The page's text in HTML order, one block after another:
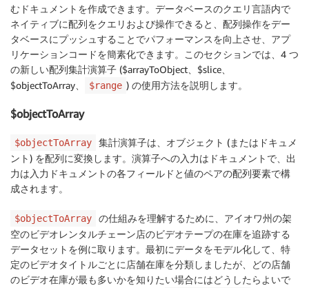
むドキュメントを作成できます。データベースのクエリ言語内で
ネイティブに配列をクエリおよび操作できると、配列操作をデー
タベースにプッシュすることでパフォーマンスを向上させ、アプ
リケーションコードを簡素化できます。このセクションでは、4 つ
の新しい配列集計演算子 ($arrayToObject、$slice、
$objectToArray、
$range ) の使用方法を説明します。
$objectToArray
$objectToArray
集計演算子は、オブジェクト (またはドキュメ
ント) を配列に変換します。演算子への入力はドキュメントで、出
力は入力ドキュメントの各フィールドと値のペアの配列要素で構
成されます。
$objectToArray
の仕組みを理解するために、アイオワ州の架
空のビデオレンタルチェーン店のビデオテープの在庫を追跡する
データセットを例に取ります。最初にデータをモデル化して、特
定のビデオタイトルごとに店舗在庫を分類しましたが、どの店舗
のビデオ在庫が最も多いかを知りたい場合にはどうしたらよいで